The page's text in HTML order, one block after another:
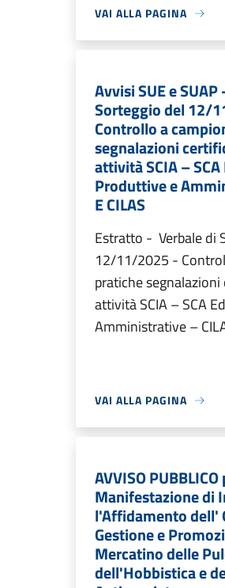
VAI ALLA PAGINA
Avvisi SUE e
Sorteggio del 12/
Controllo a
segnalazioni
attività SCIA –
Produttive e
E CILAS
Estratto - Verbale di
12/11/2025 -
pratiche
attività SCIA – SCA
Amministrative –
VAI ALLA PAGINA
AVVISO PUBBLICO
Manifestazione di
l'Affidamento dell'
Gestione e
Mercatino delle
dell'Hobbistica e